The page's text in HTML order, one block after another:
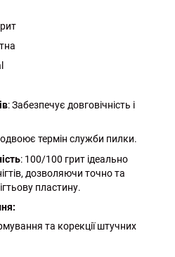
: Забезпечує довговічність і
термін служби пилки.
: 100/100 грит ідеально
дозволяючи точно та
пластину.
та корекції штучних